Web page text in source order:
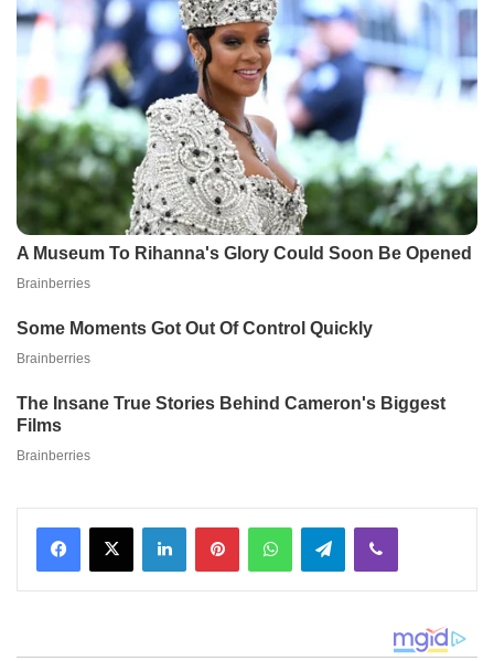
Facebook
X LinkedInPinterestWhatsAppTelegramViber